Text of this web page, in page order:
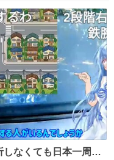
しなくても日本一周ギ